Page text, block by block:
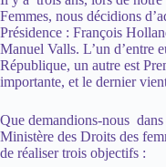
Femmes, nous décidions
Présidence : François
Manuel Valls. L’un d’entre
République, un autre est
importante, et le dernier
Que demandions-nous
Ministère des Droits des
de réaliser trois objectifs :